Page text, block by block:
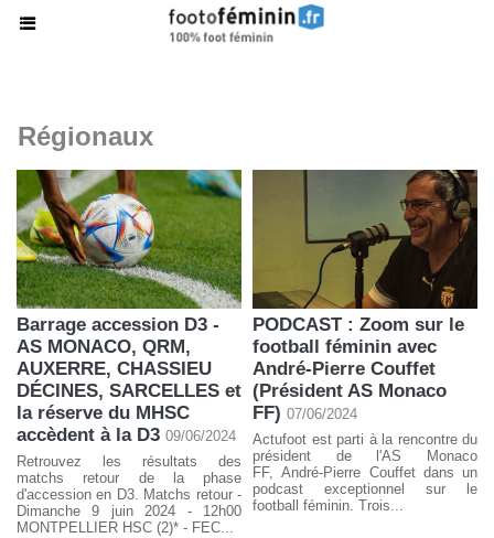
Régionaux
Barrage accession D3 -
AS MONACO, QRM,
AUXERRE, CHASSIEU
DÉCINES, SARCELLES et
la réserve du MHSC
accèdent à la D3 09/06/2024
Retrouvez les résultats des
matchs retour de la phase
d'accession en D3. Matchs retour -
Dimanche 9 juin 2024 - 12h00
MONTPELLIER HSC (2)* - FEC...
PODCAST : Zoom sur le
football féminin avec
André-Pierre Couffet
(Président AS Monaco
FF) 07/06/2024
Actufoot est parti à la rencontre du
président de l'AS Monaco
FF, André-Pierre Couffet dans un
podcast exceptionnel sur le
football féminin. Trois...